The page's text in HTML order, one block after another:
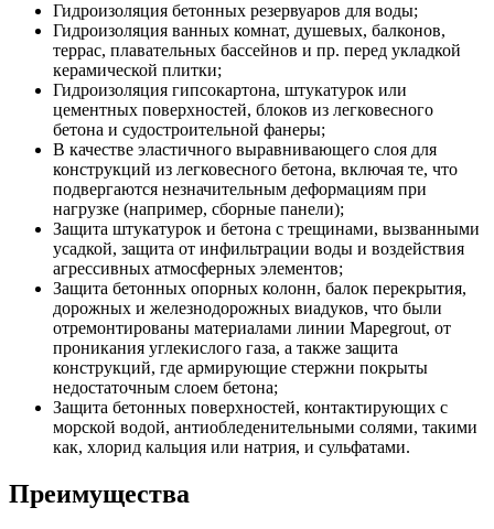
Гидроизоляция бетонных резервуаров для воды;
Гидроизоляция ванных комнат, душевых, балконов,
террас, плавательных бассейнов и пр. перед укладкой
керамической плитки;
Гидроизоляция гипсокартона, штукатурок или
цементных поверхностей, блоков из легковесного
бетона и судостроительной фанеры;
В качестве эластичного выравнивающего слоя для
конструкций из легковесного бетона, включая те, что
подвергаются незначительным деформациям при
нагрузке (например, сборные панели);
Защита штукатурок и бетона с трещинами, вызванными
усадкой, защита от инфильтрации воды и воздействия
агрессивных атмосферных элементов;
Защита бетонных опорных колонн, балок перекрытия,
дорожных и железнодорожных виадуков, что были
отремонтированы материалами линии Mapegrout, от
проникания углекислого газа, а также защита
конструкций, где армирующие стержни покрыты
недостаточным слоем бетона;
Защита бетонных поверхностей, контактирующих с
морской водой, антиобледенительными солями, такими
как, хлорид кальция или натрия, и сульфатами.
Преимущества